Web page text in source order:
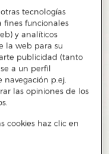
tecnologías
fines funcionales
y analíticos
la web para su
publicidad (tanto
a un perfil
p.ej.
las opiniones de los
cookies haz clic en